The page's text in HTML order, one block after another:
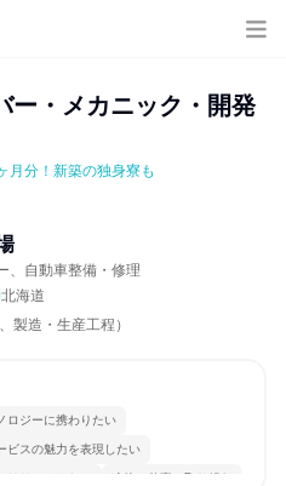
ー・メカニック・開発
月分！新築の独身寮も
、自動車整備・修理
北海道
製造・生産工程）
ロジーに携わりたい
ビスの魅力を表現したい
リサーチしたい 冷静に仕事に取り組む